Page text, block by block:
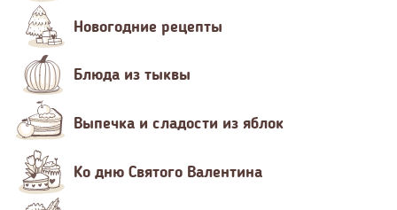
Новогодние рецепты
Блюда из тыквы
Выпечка и сладости из яблок
Ко дню Святого Валентина